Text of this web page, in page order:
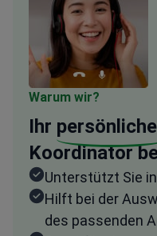
Warum wir?
Ihr
Koordinator
Unterstützt Sie
Hilft bei der
des passenden